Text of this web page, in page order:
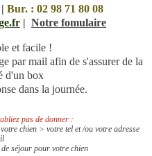
Bur. : 02 98 71 80 08
| Notre fomulaire
et facile !
par mail afin de s'assurer de la
d'un box
dans la journée.
pas de donner :
chien > votre tel et /ou votre adresse
séjour pour votre chien